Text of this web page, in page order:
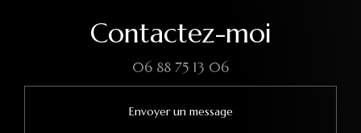
Contactez-moi
06 88 75 13 06
Envoyer un message